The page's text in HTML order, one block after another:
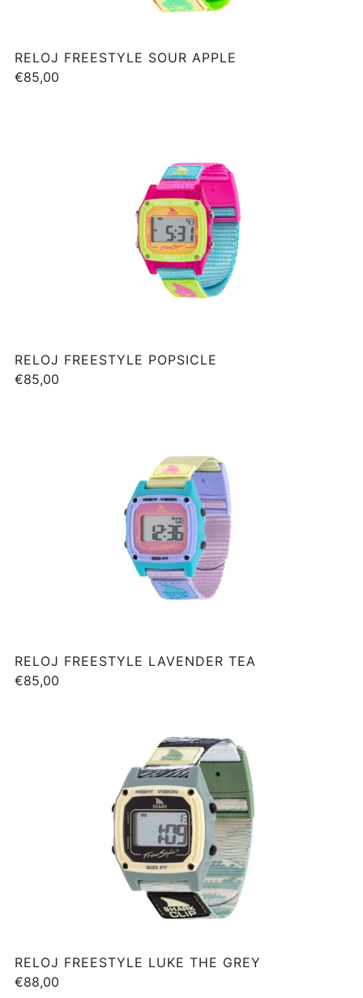
RELOJ FREESTYLE SOUR APPLE
€85,00
RELOJ FREESTYLE POPSICLE
€85,00
RELOJ FREESTYLE LAVENDER TEA
€85,00
RELOJ FREESTYLE LUKE THE GREY
€88,00